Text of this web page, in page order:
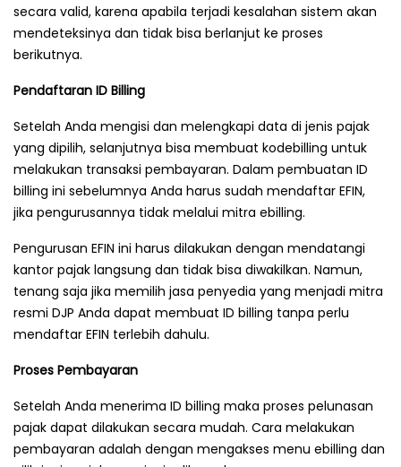
secara valid, karena apabila terjadi kesalahan sistem akan
mendeteksinya dan tidak bisa berlanjut ke proses
berikutnya.
Pendaftaran ID Billing
Setelah Anda mengisi dan melengkapi data di jenis pajak
yang dipilih, selanjutnya bisa membuat kodebilling untuk
melakukan transaksi pembayaran. Dalam pembuatan ID
billing ini sebelumnya Anda harus sudah mendaftar EFIN,
jika pengurusannya tidak melalui mitra ebilling.
Pengurusan EFIN ini harus dilakukan dengan mendatangi
kantor pajak langsung dan tidak bisa diwakilkan. Namun,
tenang saja jika memilih jasa penyedia yang menjadi mitra
resmi DJP Anda dapat membuat ID billing tanpa perlu
mendaftar EFIN terlebih dahulu.
Proses Pembayaran
Setelah Anda menerima ID billing maka proses pelunasan
pajak dapat dilakukan secara mudah. Cara melakukan
pembayaran adalah dengan mengakses menu ebilling dan